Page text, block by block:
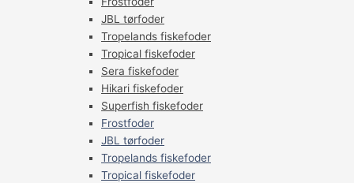
JBL tørfoder
Tropelands fiskefoder
Tropical fiskefoder
Sera fiskefoder
Hikari fiskefoder
Superfish fiskefoder
Frostfoder
JBL tørfoder
Tropelands fiskefoder
Tropical fiskefoder